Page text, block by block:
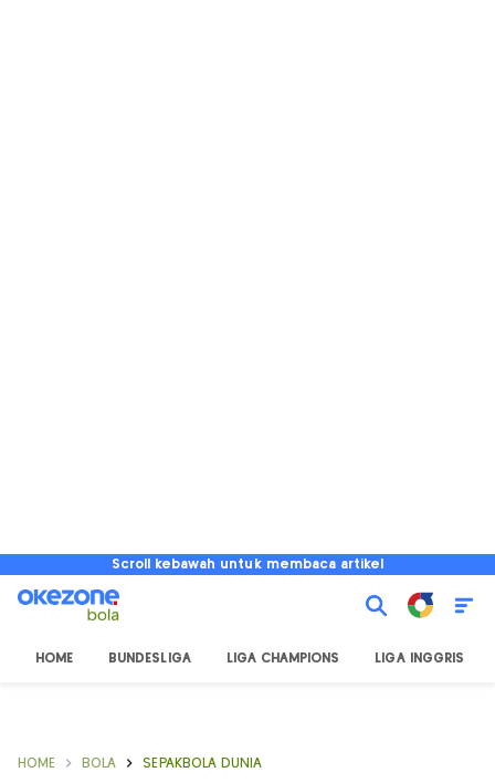
Scroll kebawah untuk membaca artikel
HOME BUNDESLIGA LIGA CHAMPIONS LIGA INGGRIS
HOME BOLA SEPAKBOLA DUNIA